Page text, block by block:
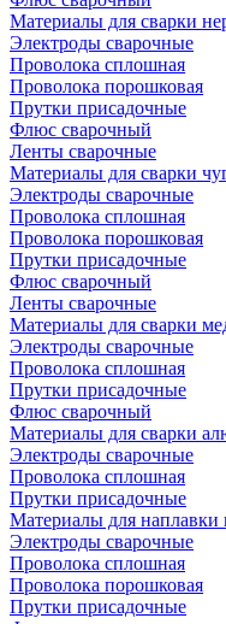
Материалы для сварки
Электроды сварочные
Проволока сплошная
Проволока порошковая
Прутки присадочные
Флюс сварочный
Ленты сварочные
Материалы для сварки
Электроды сварочные
Проволока сплошная
Проволока порошковая
Прутки присадочные
Флюс сварочный
Ленты сварочные
Материалы для сварки
Электроды сварочные
Проволока сплошная
Прутки присадочные
Флюс сварочный
Материалы для сварки
Электроды сварочные
Проволока сплошная
Прутки присадочные
Материалы для наплавки
Электроды сварочные
Проволока сплошная
Проволока порошковая
Прутки присадочные